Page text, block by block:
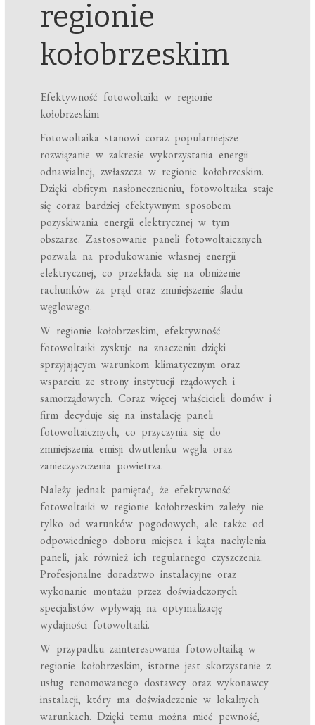
regionie
kołobrzeskim
Efektywność fotowoltaiki w regionie
kołobrzeskim
Fotowoltaika stanowi coraz popularniejsze
rozwiązanie w zakresie wykorzystania energii
odnawialnej, zwłaszcza w regionie kołobrzeskim.
Dzięki obfitym nasłonecznieniu, fotowoltaika staje
się coraz bardziej efektywnym sposobem
pozyskiwania energii elektrycznej w tym
obszarze. Zastosowanie paneli fotowoltaicznych
pozwala na produkowanie własnej energii
elektrycznej, co przekłada się na obniżenie
rachunków za prąd oraz zmniejszenie śladu
węglowego.
W regionie kołobrzeskim, efektywność
fotowoltaiki zyskuje na znaczeniu dzięki
sprzyjającym warunkom klimatycznym oraz
wsparciu ze strony instytucji rządowych i
samorządowych. Coraz więcej właścicieli domów i
firm decyduje się na instalację paneli
fotowoltaicznych, co przyczynia się do
zmniejszenia emisji dwutlenku węgla oraz
zanieczyszczenia powietrza.
Należy jednak pamiętać, że efektywność
fotowoltaiki w regionie kołobrzeskim zależy nie
tylko od warunków pogodowych, ale także od
odpowiedniego doboru miejsca i kąta nachylenia
paneli, jak również ich regularnego czyszczenia.
Profesjonalne doradztwo instalacyjne oraz
wykonanie montażu przez doświadczonych
specjalistów wpływają na optymalizację
wydajności fotowoltaiki.
W przypadku zainteresowania fotowoltaiką w
regionie kołobrzeskim, istotne jest skorzystanie z
usług renomowanego dostawcy oraz wykonawcy
instalacji, który ma doświadczenie w lokalnych
warunkach. Dzięki temu można mieć pewność,